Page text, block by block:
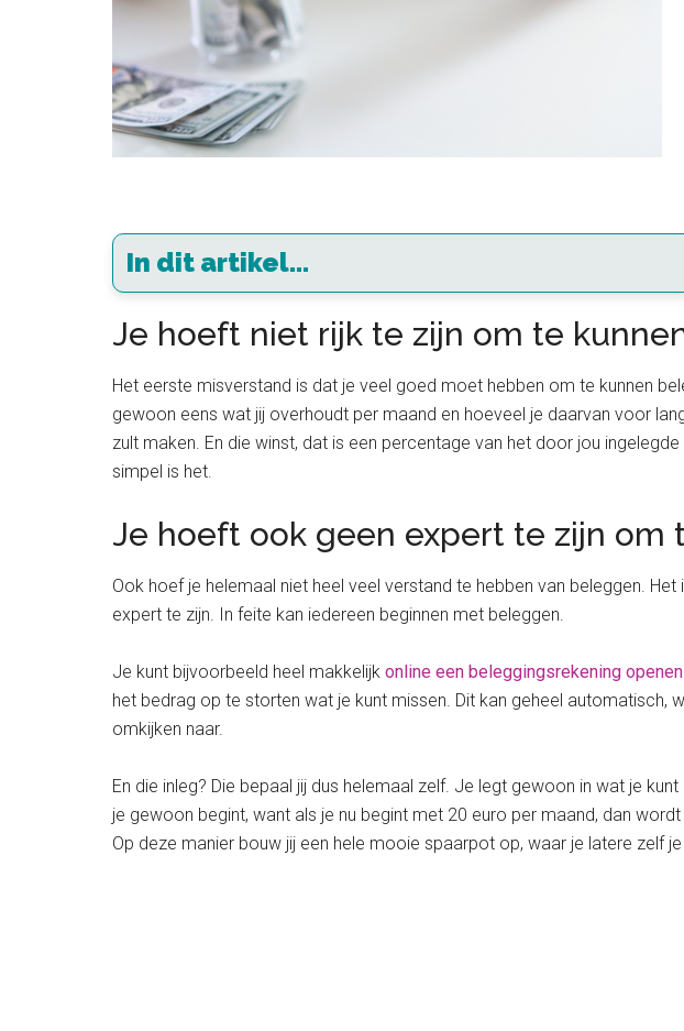
In dit artikel...
Je hoeft niet rijk te zijn om te
Het eerste misverstand is dat je veel goed moet hebben om te kunnen
gewoon eens wat jij overhoudt per maand en hoeveel je daarvan voor
zult maken. En die winst, dat is een percentage van het door jou
simpel is het.
Je hoeft ook geen expert te zijn om
Ook hoef je helemaal niet heel veel verstand te hebben van beleggen.
expert te zijn. In feite kan iedereen beginnen met beleggen.
Je kunt bijvoorbeeld heel makkelijk online een beleggingsrekening openen
het bedrag op te storten wat je kunt missen. Dit kan geheel automatisch,
omkijken naar.
En die inleg? Die bepaal jij dus helemaal zelf. Je legt gewoon in wat je
je gewoon begint, want als je nu begint met 20 euro per maand, dan
Op deze manier bouw jij een hele mooie spaarpot op, waar je latere zelf